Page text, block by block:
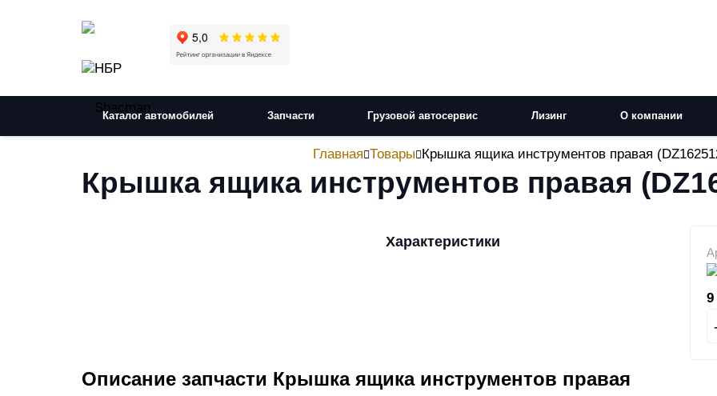
Каталог автомобилей Запчасти Грузовой автосервис Лизинг О компании
Главная Товары Крышка ящика инструментов правая
Крышка ящика инструментов правая
Характеристики
9
Описание запчасти Крышка ящика инструментов правая